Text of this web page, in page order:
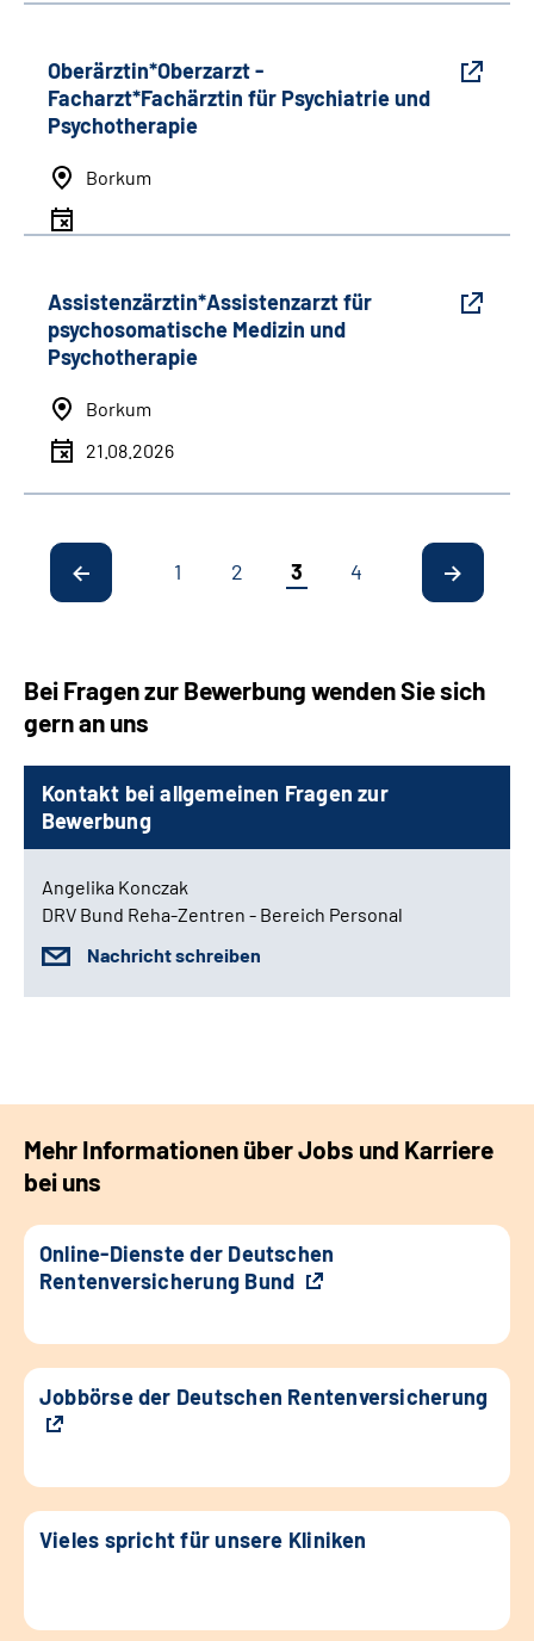
Oberärztin*Oberzarzt -
Facharzt*Fachärztin für Psychiatrie und
Psychotherapie
Borkum
Assistenzärztin*Assistenzarzt für
psychosomatische Medizin und
Psychotherapie
Borkum
21.08.2026
1 2 3 4
Bei Fragen zur Bewerbung wenden Sie sich
gern an uns
Kontakt bei allgemeinen Fragen zur
Bewerbung
Angelika Konczak
DRV Bund Reha-Zentren - Bereich Personal
Nachricht schreiben
Mehr Informationen über Jobs und Karriere
bei uns
Online-Dienste der Deutschen
Rentenversicherung Bund
Jobbörse der Deutschen Rentenversicherung
Vieles spricht für unsere Kliniken